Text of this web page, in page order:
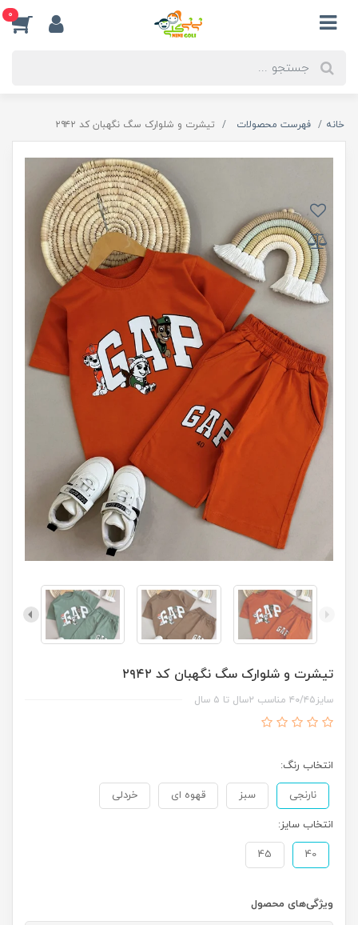
0
خانه فهرست محصولات تیشرت و شلوارک سگ نگهبان کد ۲۹۴۲
تیشرت و شلوارک سگ نگهبان کد ۲۹۴۲
سایز۴۰/۴۵ مناسب ۲سال تا ۵ سال
انتخاب رنگ:
نارنجی سبز قهوه ای خردلی
انتخاب سایز:
40
45
ویژگی‌های محصول